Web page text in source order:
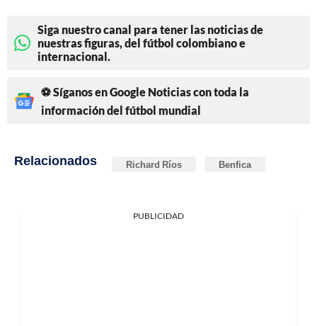
Siga nuestro canal para tener las noticias de
nuestras figuras, del fútbol colombiano e
internacional.
⚽ Síganos en Google Noticias con toda la
información del fútbol mundial
Relacionados Richard Ríos Benfica
PUBLICIDAD